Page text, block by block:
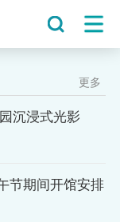
更多
沉浸式光影
节期间开馆安排